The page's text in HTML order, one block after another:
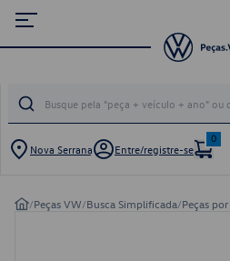
Nova Serrana Entre/registre-se
0
/Peças VW/Busca Simplificada/Peças